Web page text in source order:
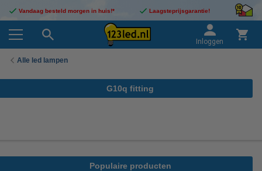
Vandaag besteld morgen in huis!* Laagsteprijsgarantie!
Inloggen
Alle led lampen
G10q fitting
Populaire producten